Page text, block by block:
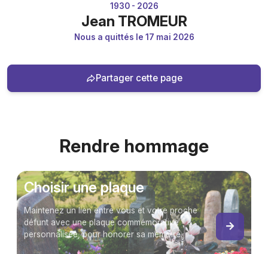
1930 - 2026
Jean TROMEUR
Nous a quittés le 17 mai 2026
Partager cette page
Rendre hommage
Choisir une plaque
Maintenez un lien entre vous et votre proche
défunt avec une plaque commémorative
personnalisée, pour honorer sa mémoire.